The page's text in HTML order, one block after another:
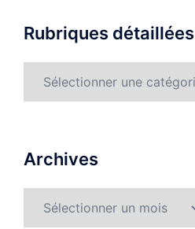
Rubriques détaillées
détaillées
Archives